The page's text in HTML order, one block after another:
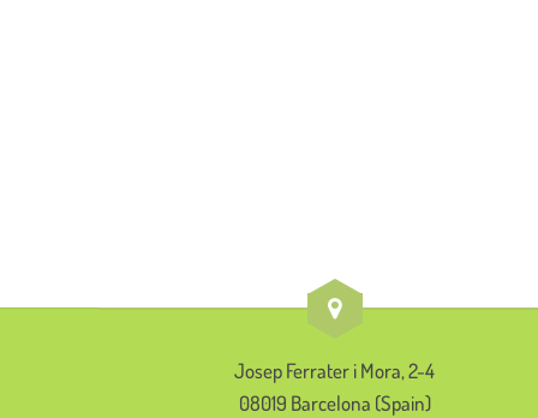
Josep Ferrater i Mora, 2-4
08019 Barcelona (Spain)